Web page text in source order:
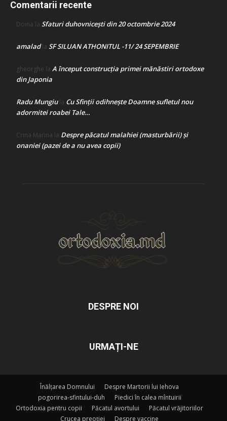
Comentarii recente
Doina la Sfaturi duhovnicești din 20 octombrie 2024
amaladla SF SILUAN ATHONITUL -11/ 24 SEPEMBRIE
gheorghe la A început construcţia primei mănăstiri ortodoxe
din Japonia
Radu Mungiula Cu Sfinții odihnește Doamne sufletul nou
adormitei roabei Tale…
Crina Marina la Despre păcatul malahiei (masturbării) şi
onaniei (pazei de a nu avea copii)
DESPRE NOI
URMAȚI-NE
Înălțarea Domnului
Despre Martorii lui Iehova
pogorirea-sfintului-duh
Piedici în calea mîntuirii
Ortodoxia pentru copii
Păcatul avortului
Păcatul vrăjitoriilor
Crucea preoției
Despre vaccine